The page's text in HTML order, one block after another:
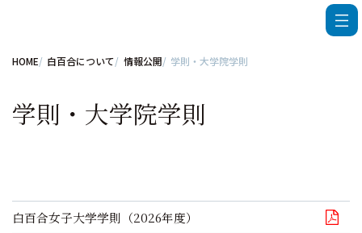
HOME 白百合について 情報公開 学則・大学院学則
学則・大学院学則
白百合女子大学学則（2026年度）